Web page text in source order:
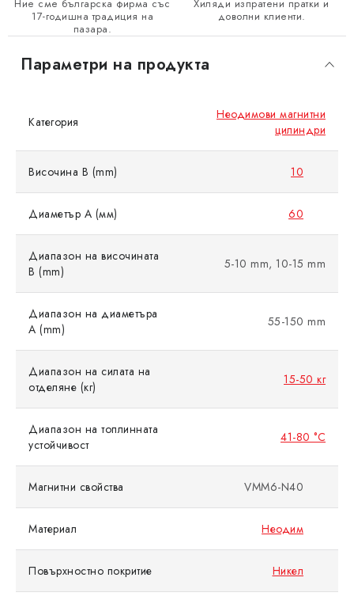
Ние сме българска фирма със
17-годишна традиция на
пазара.
Хиляди изпратени пратки и
доволни клиенти.
Параметри на продукта
Категория
Неодимови магнитни
цилиндри
Височина B (mm) 10
Диаметър A (мм) 60
Диапазон на височината
B (mm)
5-10 mm, 10-15 mm
Диапазон на диаметъра
A (mm)
55-150 mm
Диапазон на силата на
отделяне (кг)
15-50 кг
Диапазон на топлинната
устойчивост
41-80 °C
Магнитни свойства VMM6-N40
Материал Неодим
Повърхностно покритие Никел